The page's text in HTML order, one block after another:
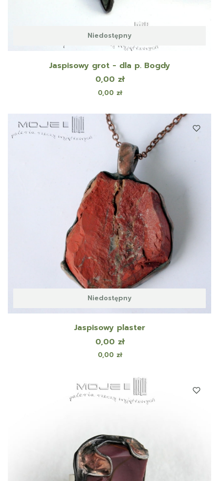
Niedostępny
Jaspisowy grot - dla p. Bogdy
Cena
0,00 zł
Cena
0,00 zł
Niedostępny
Jaspisowy plaster
Cena
0,00 zł
Cena
0,00 zł